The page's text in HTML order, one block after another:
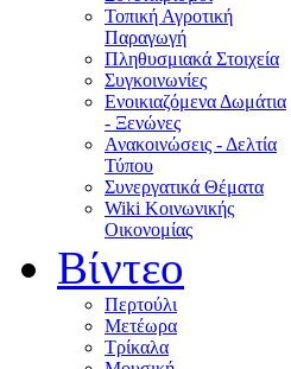
Τοπική Αγροτική
Παραγωγή
Πληθυσμιακά Στοιχεία
Συγκοινωνίες
Ενοικιαζόμενα Δωμάτια
- Ξενώνες
Ανακοινώσεις - Δελτία
Τύπου
Συνεργατικά Θέματα
Wiki Κοινωνικής
Οικονομίας
Βίντεο
Περτούλι
Μετέωρα
Τρίκαλα